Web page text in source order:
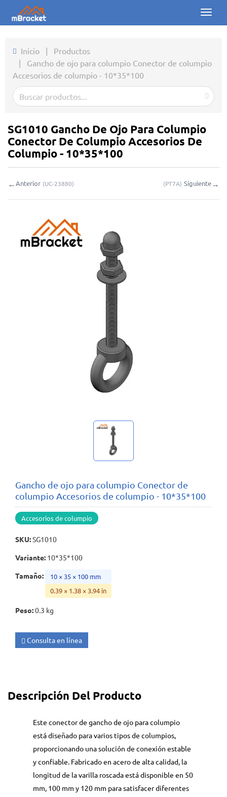
Toggle
Productos
Sobre nosotros
Descargas
Mis consultas
Inicio | Productos
| Gancho de ojo para columpio Conector de columpio
Accesorios de columpio - 10*35*100
SG1010 Gancho De Ojo Para Columpio
Conector De Columpio Accesorios De
Columpio - 10*35*100
←Anterior (UC-23880) (PT7A) Siguiente→
Gancho de ojo para columpio Conector de
columpio Accesorios de columpio - 10*35*100
Accesorios de columpio
SKU:SG1010
Variante: 10*35*100
Tamaño:
10 × 35 × 100 mm
0.39 × 1.38 × 3.94 in
Peso:0.3 kg
Consulta en línea
Descripción Del Producto
Este conector de gancho de ojo para columpio
está diseñado para varios tipos de columpios,
proporcionando una solución de conexión estable
y confiable. Fabricado en acero de alta calidad, la
longitud de la varilla roscada está disponible en 50
mm, 100 mm y 120 mm para satisfacer diferentes